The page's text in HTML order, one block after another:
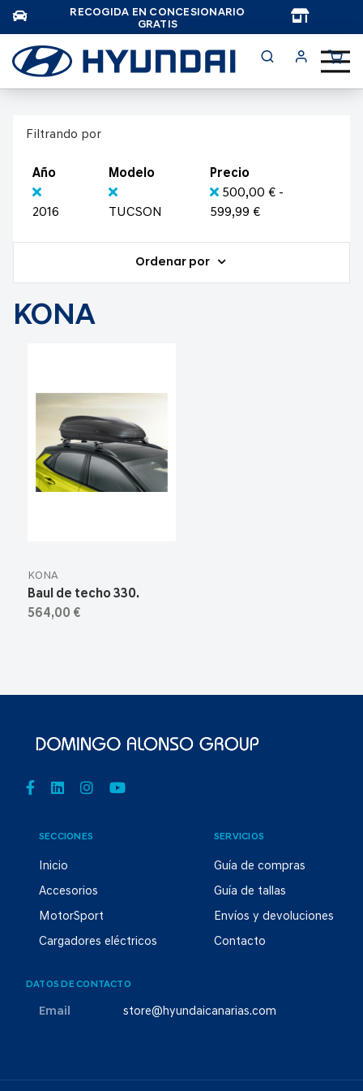
RECOGIDA EN CONCESIONARIO
GRATIS
Filtrando por
Año
2016
Modelo
TUCSON
Precio
500,00 € -
599,99 €
Ordenar por
KONA
KONA
Baul de techo 330.
564,00 €
SECCIONES
Inicio
Accesorios
MotorSport
Cargadores eléctricos
SERVICIOS
Guía de compras
Guía de tallas
Envíos y devoluciones
Contacto
DATOS DE CONTACTO
Email store@hyundaicanarias.com